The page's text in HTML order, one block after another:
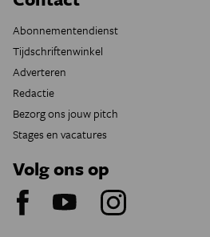
Abonnementendienst
Tijdschriftenwinkel
Adverteren
Redactie
Bezorg ons jouw pitch
Stages en vacatures
Volg ons op